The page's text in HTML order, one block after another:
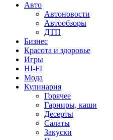
Авто
Автоновости
Автообзоры
ДТП
Бизнес
Красота и здоровье
Игры
HI-FI
Мода
Кулинария
Горячее
Гарниры, каши
Десерты
Салаты
Закуски